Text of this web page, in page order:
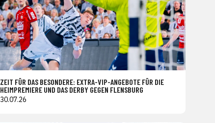
ZEIT FÜR DAS BESONDERE: EXTRA-VIP-ANGEBOTE FÜR DIE
HEIMPREMIERE UND DAS DERBY GEGEN FLENSBURG
30.07.26